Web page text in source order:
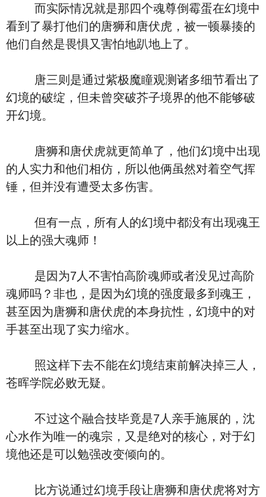
而实际情况就是那四个魂尊倒霉蛋在幻境中
看到了暴打他们的唐狮和唐伏虎，被一顿暴揍的
他们自然是畏惧又害怕地趴地上了。
唐三则是通过紫极魔瞳观测诸多细节看出了
幻境的破绽，但未曾突破芥子境界的他不能够破
开幻境。
唐狮和唐伏虎就更简单了，他们幻境中出现
的人实力和他们相仿，所以他俩虽然对着空气挥
锤，但并没有遭受太多伤害。
但有一点，所有人的幻境中都没有出现魂王
以上的强大魂师！
是因为7人不害怕高阶魂师或者没见过高阶
魂师吗？非也，是因为幻境的强度最多到魂王，
甚至因为唐狮和唐伏虎的本身抗性，幻境中的对
手甚至出现了实力缩水。
照这样下去不能在幻境结束前解决掉三人，
苍晖学院必败无疑。
不过这个融合技毕竟是7人亲手施展的，沈
心水作为唯一的魂宗，又是绝对的核心，对于幻
境他还是可以勉强改变倾向的。
比方说通过幻境手段让唐狮和唐伏虎将对方